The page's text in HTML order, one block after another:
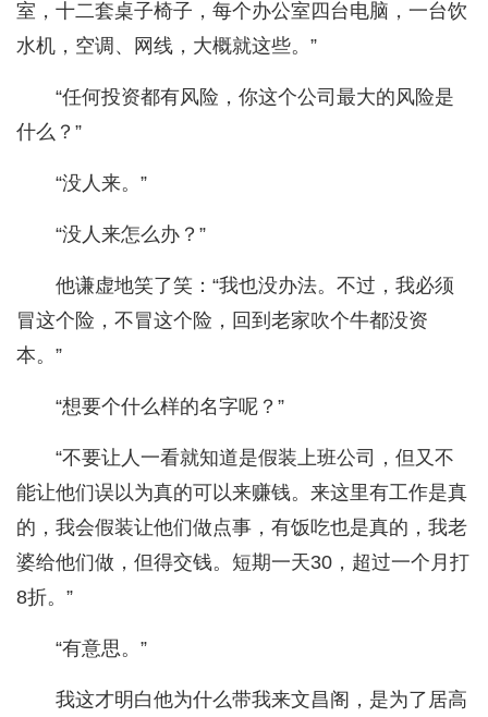
室，十二套桌子椅子，每个办公室四台电脑，一台饮
水机，空调、网线，大概就这些。”
“任何投资都有风险，你这个公司最大的风险是
什么？”
“没人来。”
“没人来怎么办？”
他谦虚地笑了笑：“我也没办法。不过，我必须
冒这个险，不冒这个险，回到老家吹个牛都没资
本。”
“想要个什么样的名字呢？”
“不要让人一看就知道是假装上班公司，但又不
能让他们误以为真的可以来赚钱。来这里有工作是真
的，我会假装让他们做点事，有饭吃也是真的，我老
婆给他们做，但得交钱。短期一天30，超过一个月打
8折。”
“有意思。”
我这才明白他为什么带我来文昌阁，是为了居高